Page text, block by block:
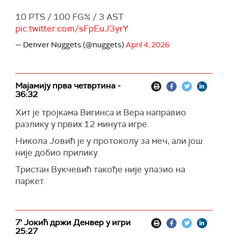
10 PTS / 100 FG% / 3 AST
pic.twitter.com/sFpEuJ3yrY
— Denver Nuggets (@nuggets) April 4, 2026
Мајамију прва четвртина -
36:32
Хит је тројкама Вигинса и Вера направио
разлику у првих 12 минута игре.
Никола Јовић је у протоколу за меч, али још
није добио прилику.
Тристан Вукчевић такође није улазио на
паркет.
7' Јокић држи Денвер у игри
25:27